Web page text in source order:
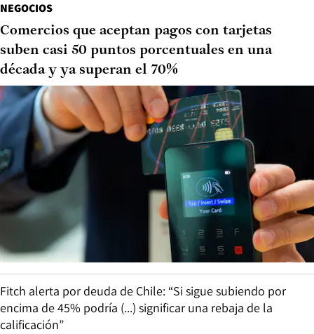
NEGOCIOS
Comercios que aceptan pagos con tarjetas
suben casi 50 puntos porcentuales en una
década y ya superan el 70%
Fitch alerta por deuda de Chile: “Si sigue subiendo por
encima de 45% podría (...) significar una rebaja de la
calificación”